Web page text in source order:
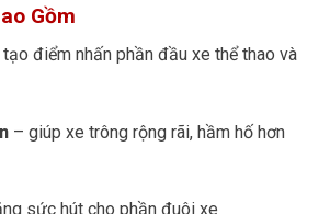
Gồm
điểm nhấn phần đầu xe thể thao và
– giúp xe trông rộng rãi, hầm hố hơn
sức hút cho phần đuôi xe